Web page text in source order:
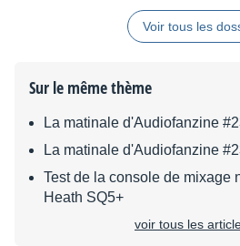
Voir tous les
Sur le même thème
La matinale d'Audiofanzine
La matinale d'Audiofanzine
Test de la console de mixage
Heath SQ5+
voir tous les